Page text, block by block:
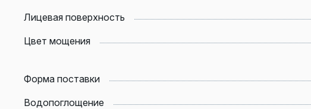
Лицевая поверхность
Цвет мощения
Форма поставки
Водопоглощение